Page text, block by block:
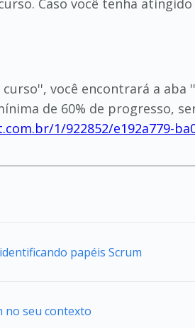
Caso você tenha
você encontrará a aba
de 60% de progresso,
1/922852/e192a779-
papéis Scrum
no seu contexto